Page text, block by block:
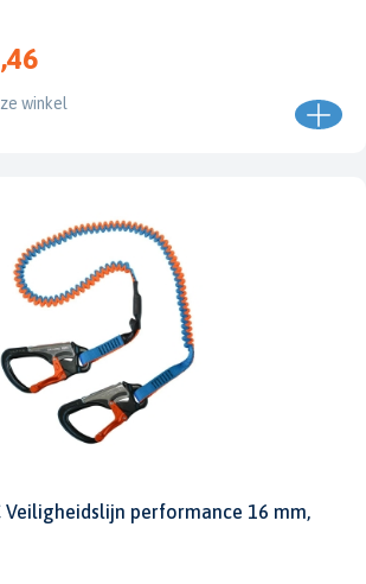
winkel
Veiligheidslijn performance 16 mm,